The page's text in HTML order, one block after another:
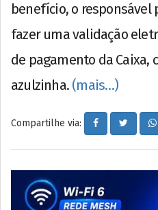
benefício, o responsável
fazer uma validação
de pagamento da Caixa,
azulzinha. (mais…)
Compartilhe via: